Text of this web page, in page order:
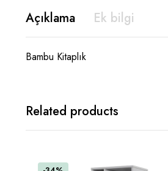
Açıklama Ek bilgi
Bambu Kitaplık
Related products